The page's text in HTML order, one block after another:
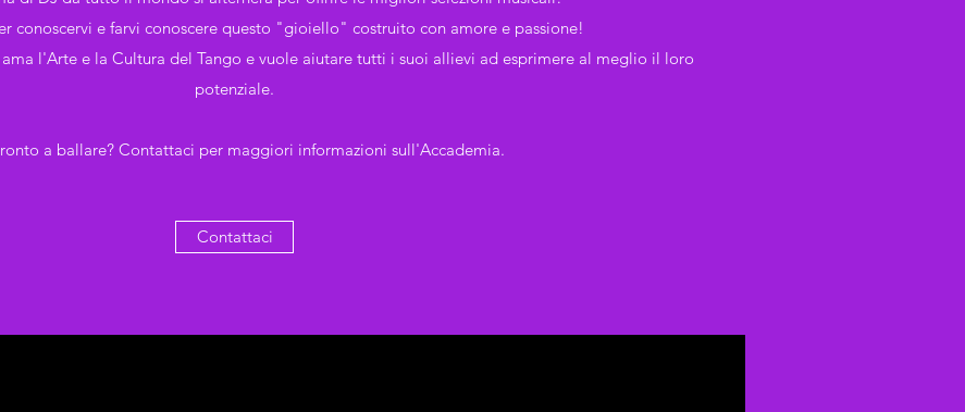
conoscervi e farvi conoscere questo "gioiello" costruito con amore e passione!
l'Arte e la Cultura del Tango e vuole aiutare tutti i suoi allievi ad esprimere al meglio il loro
potenziale.
a ballare? Contattaci per maggiori informazioni sull'Accademia.
Contattaci